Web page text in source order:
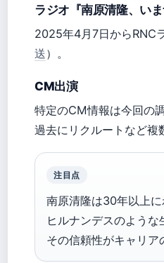
ラジオ『南原清隆、いま
2025年4月7日からRNC
送）。
CM出演
特定のCM情報は今回の
過去にリクルートなど複
注目点
南原清隆は30年以上
ヒルナンデスのよう
その信頼性がキャリア